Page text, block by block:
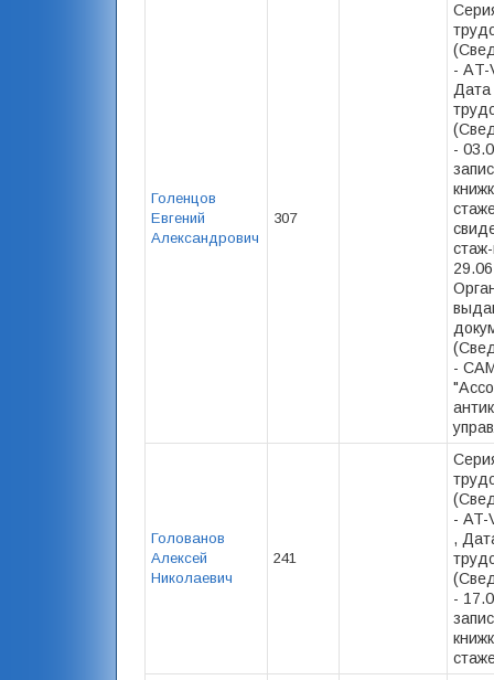
Голенцов
Евгений
Александрович
307
- АT-
Дата
-
-
Голованов
Алексей
Николаевич
241
-
,
-